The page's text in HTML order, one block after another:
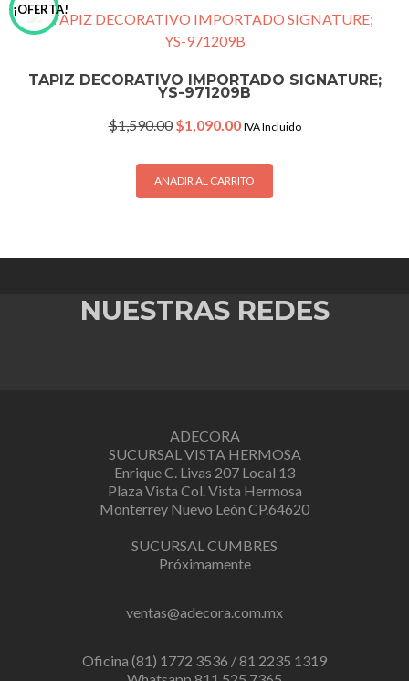
¡OFERTA!
TAPIZ DECORATIVO IMPORTADO SIGNATURE;
YS-971209B
$1,590.00 Original
was:
$1,590.00.
$1,090.00Current
is:
$1,090.00.
IVA Incluido
AÑADIR AL CARRITO
NUESTRAS REDES
ADECORA
SUCURSAL VISTA HERMOSA
Enrique C. Livas 207 Local 13
Plaza Vista Col. Vista Hermosa
Monterrey Nuevo León CP.64620
SUCURSAL CUMBRES
Próximamente
ventas@adecora.com.mx
Oficina (81) 1772 3536 / 81 2235 1319